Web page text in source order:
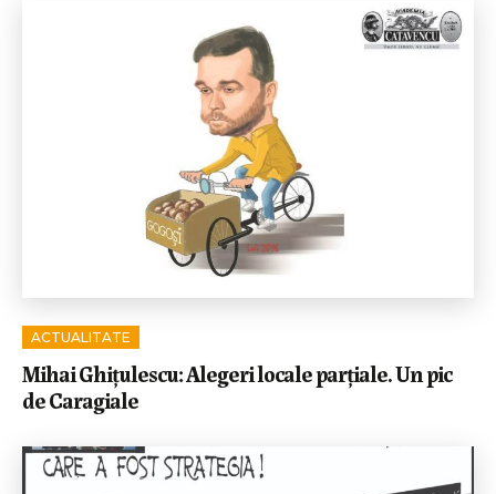
ACTUALITATE
Mihai Ghițulescu: Alegeri locale parțiale. Un pic
de Caragiale